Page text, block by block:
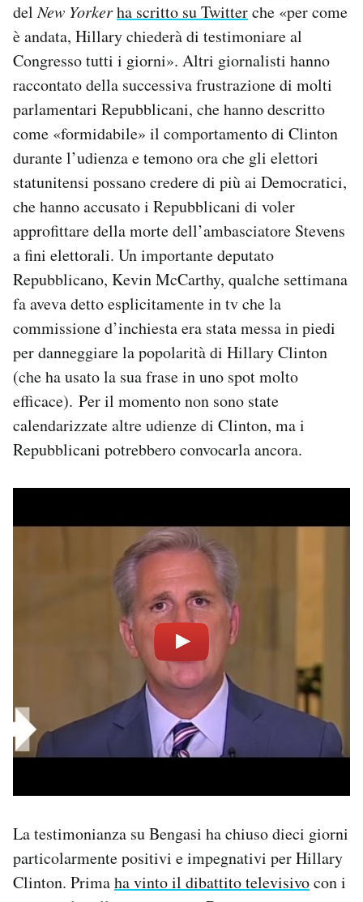
delNew Yorkerha scritto su Twitterche «per come
è andata, Hillary chiederà di testimoniare al
Congresso tutti i giorni». Altri giornalisti hanno
raccontato della successiva frustrazione di molti
parlamentari Repubblicani, che hanno descritto
come «formidabile» il comportamento di Clinton
durante l’udienza e temono ora che gli elettori
statunitensi possano credere di più ai Democratici,
che hanno accusato i Repubblicani di voler
approfittare della morte dell’ambasciatore Stevens
a fini elettorali. Un importante deputato
Repubblicano, Kevin McCarthy, qualche settimana
fa aveva detto esplicitamente in tv che la
commissione d’inchiesta era stata messa in piedi
per danneggiare la popolarità di Hillary Clinton
(che ha usato la sua frase in uno spot molto
efficace). Per il momento non sono state
calendarizzate altre udienze di Clinton, ma i
Repubblicani potrebbero convocarla ancora.
La testimonianza su Bengasi ha chiuso dieci giorni
particolarmente positivi e impegnativi per Hillary
Clinton. Primaha vinto il dibattito televisivocon i